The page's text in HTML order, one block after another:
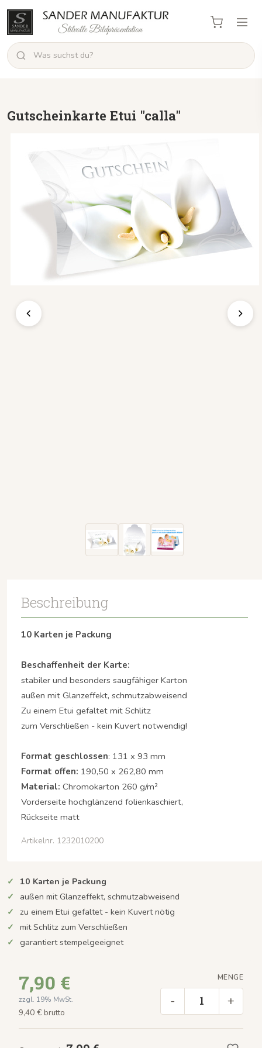
Gutscheinkarte Etui "calla"
Beschreibung
10 Karten je Packung
Beschaffenheit der Karte:
stabiler und besonders saugfähiger Karton
außen mit Glanzeffekt, schmutzabweisend
Zu einem Etui gefaltet mit Schlitz
zum Verschließen - kein Kuvert notwendig!
Format geschlossen: 131 x 93 mm
Format offen: 190,50 x 262,80 mm
Material: Chromokarton 260 g/m²
Vorderseite hochglänzend folienkaschiert,
Rückseite matt
Artikelnr. 1232010200
10 Karten je Packung
außen mit Glanzeffekt, schmutzabweisend
zu einem Etui gefaltet - kein Kuvert nötig
mit Schlitz zum Verschließen
garantiert stempelgeeignet
7,90 €
zzgl. 19% MwSt.
9,40 € brutto
MENGE
- +